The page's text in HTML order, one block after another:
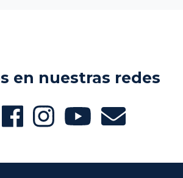
en nuestras redes